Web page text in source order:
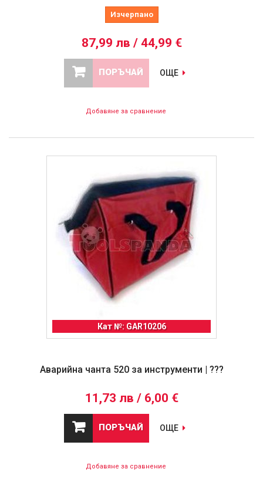
Изчерпано
87,99 лв / 44,99 €
ПОРЪЧАЙ ОЩЕ
Добавяне за сравнение
Кат №: GAR10206
Аварийна чанта 520 за инструменти | ???
11,73 лв / 6,00 €
ПОРЪЧАЙ ОЩЕ
Добавяне за сравнение